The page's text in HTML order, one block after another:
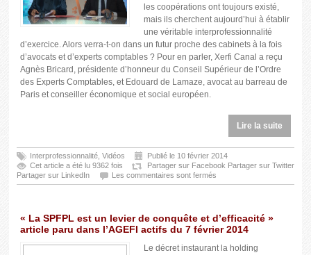
les coopérations ont toujours existé,
mais ils cherchent aujourd’hui à établir
une véritable interprofessionnalité
d’exercice. Alors verra-t-on dans un futur proche des cabinets à la fois
d’avocats et d’experts comptables ? Pour en parler, Xerfi Canal a reçu
Agnès Bricard, présidente d’honneur du Conseil Supérieur de l’Ordre
des Experts Comptables, et Edouard de Lamaze, avocat au barreau de
Paris et conseiller économique et social européen.
Lire la suite
Interprofessionnalité, Vidéos
Publié le 10 février 2014
Cet article a été lu 9362 fois
Partager sur Facebook Partager sur Twitter
Partager sur LinkedIn
Les commentaires sont fermés
« La SPFPL est un levier de conquête et d’efficacité »
article paru dans l’AGEFI actifs du 7 février 2014
Le décret instaurant la holding